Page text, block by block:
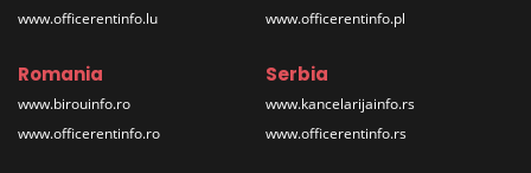
www.officerentinfo.lu
www.officerentinfo.pl
Romania
www.birouinfo.ro
www.officerentinfo.ro
Serbia
www.kancelarijainfo.rs
www.officerentinfo.rs